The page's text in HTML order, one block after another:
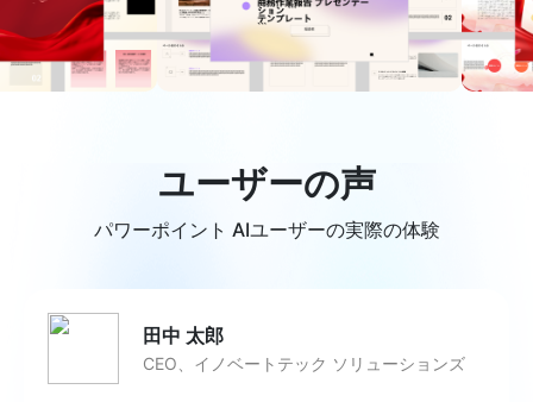
ユーザーの声
パワーポイント AIユーザーの実際の体験
田中 太郎
CEO、イノベートテック ソリューションズ